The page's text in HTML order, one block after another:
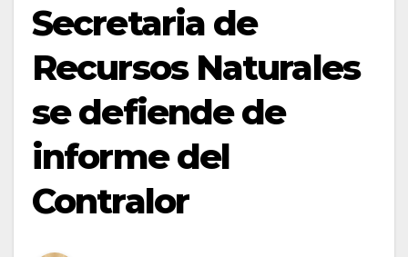
Secretaria de
Recursos Naturales
se defiende de
informe del
Contralor